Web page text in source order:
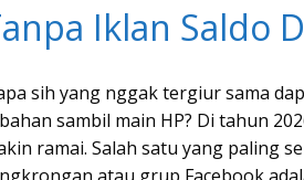
Iklan Saldo
sih yang nggak tergiur sama
sambil main HP? Di tahun
ramai. Salah satu yang paling